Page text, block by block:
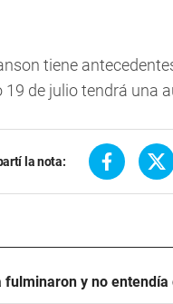
tiene
de julio tendrá una
la nota:
y no entendía